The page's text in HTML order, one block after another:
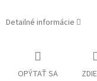
Detailné informácie
OPÝTAŤ SA